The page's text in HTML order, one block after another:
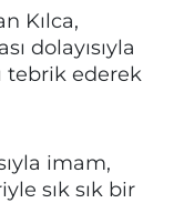
Kılca,
dolayısıyla
tebrik ederek
imam,
sık sık bir